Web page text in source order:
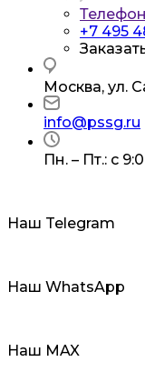
+7 495
Москва, ул.
info@pssg.ru
Пн. – Пт.: с
Наш Telegram
Наш WhatsApp
Наш MAX